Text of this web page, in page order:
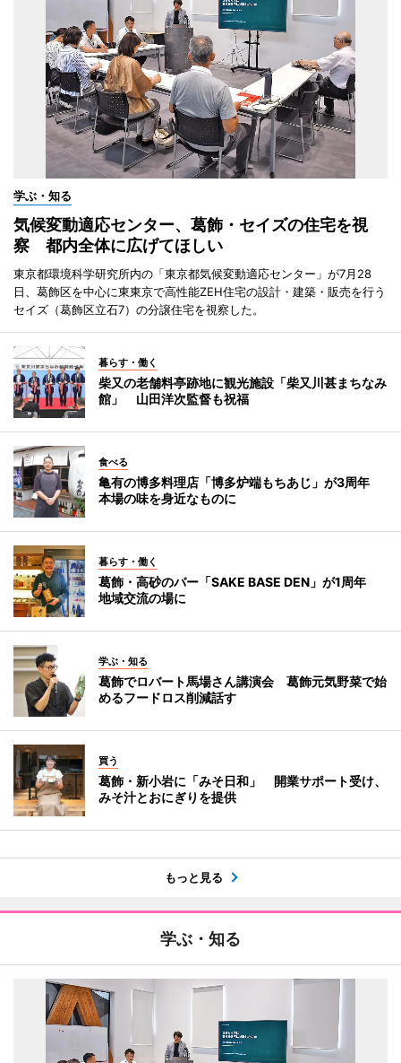
学ぶ・知る
気候変動適応センター、葛飾・セイズの住宅を視
察 都内全体に広げてほしい
東京都環境科学研究所内の「東京都気候変動適応センター」が7月28
日、葛飾区を中心に東東京で高性能ZEH住宅の設計・建築・販売を行う
セイズ（葛飾区立石7）の分譲住宅を視察した。
暮らす・働く
柴又の老舗料亭跡地に観光施設「柴又川甚まちなみ
館」 山田洋次監督も祝福
食べる
亀有の博多料理店「博多炉端もちあじ」が3周年
本場の味を身近なものに
暮らす・働く
葛飾・高砂のバー「SAKE BASE DEN」が1周年
地域交流の場に
学ぶ・知る
葛飾でロバート馬場さん講演会 葛飾元気野菜で始
めるフードロス削減話す
買う
葛飾・新小岩に「みそ日和」 開業サポート受け、
みそ汁とおにぎりを提供
もっと見る
学ぶ・知る